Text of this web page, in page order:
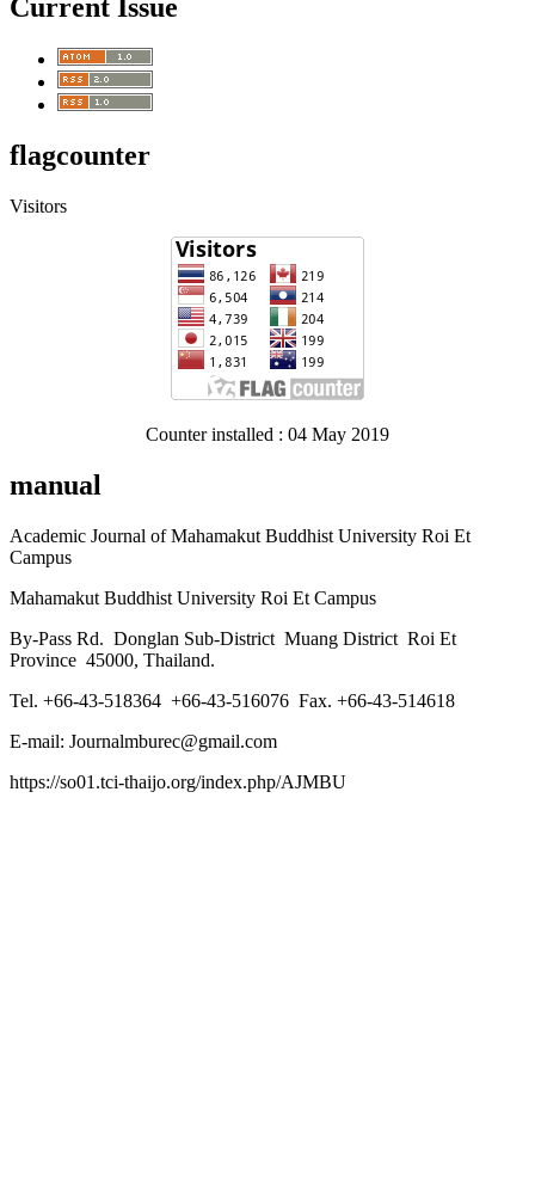
Current Issue
flagcounter
Visitors
Counter installed : 04 May 2019
manual
Academic Journal of Mahamakut Buddhist University Roi Et
Campus
Mahamakut Buddhist University Roi Et Campus
By-Pass Rd. Donglan Sub-District Muang District Roi Et
Province 45000, Thailand.
Tel. +66-43-518364 +66-43-516076 Fax. +66-43-514618
E-mail: Journalmburec@gmail.com
https://so01.tci-thaijo.org/index.php/AJMBU